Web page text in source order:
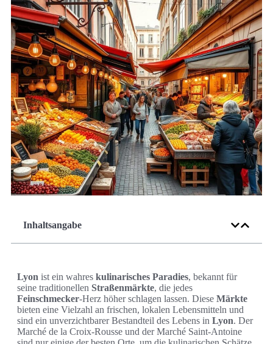
Inhaltsangabe
Lyon ist ein wahres kulinarisches Paradies, bekannt für
seine traditionellen Straßenmärkte, die jedes
Feinschmecker-Herz höher schlagen lassen. Diese Märkte
bieten eine Vielzahl an frischen, lokalen Lebensmitteln und
sind ein unverzichtbarer Bestandteil des Lebens in Lyon. Der
Marché de la Croix-Rousse und der Marché Saint-Antoine